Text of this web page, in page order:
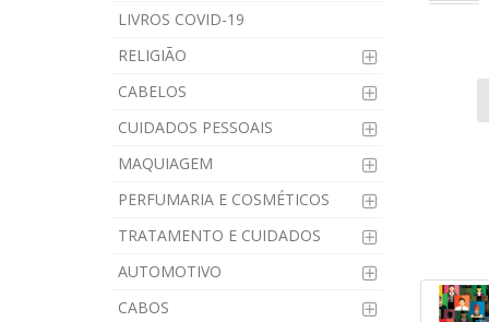
LIVROS COVID-19
RELIGIÃO
CABELOS
CUIDADOS PESSOAIS
MAQUIAGEM
PERFUMARIA E COSMÉTICOS
TRATAMENTO E CUIDADOS
AUTOMOTIVO
CABOS